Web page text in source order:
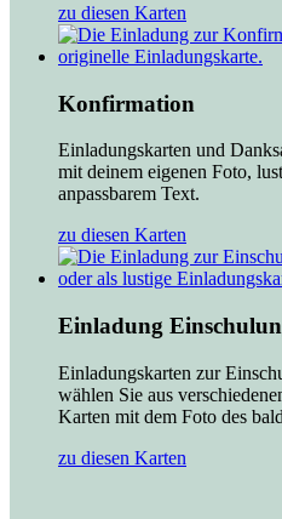
zu diesen Karten
Konfirmation
Einladungskarten und
mit deinem eigenen Foto,
anpassbarem Text.
zu diesen Karten
Einladung
Einladungskarten zur
wählen Sie aus
Karten mit dem Foto des
zu diesen Karten